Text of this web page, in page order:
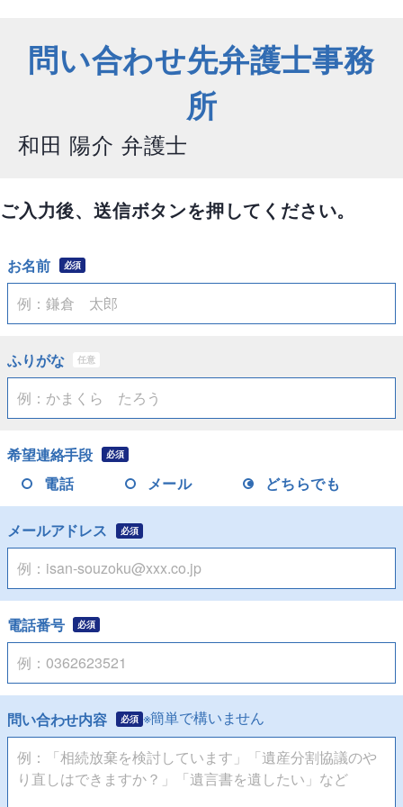
問い合わせ先弁護士事務
所
和田 陽介 弁護士
ご入力後、送信ボタンを押してください。
お名前 必須
ふりがな 任意
希望連絡手段 必須
電話 メール どちらでも
メールアドレス 必須
電話番号 必須
問い合わせ内容 必須 ※簡単で構いません